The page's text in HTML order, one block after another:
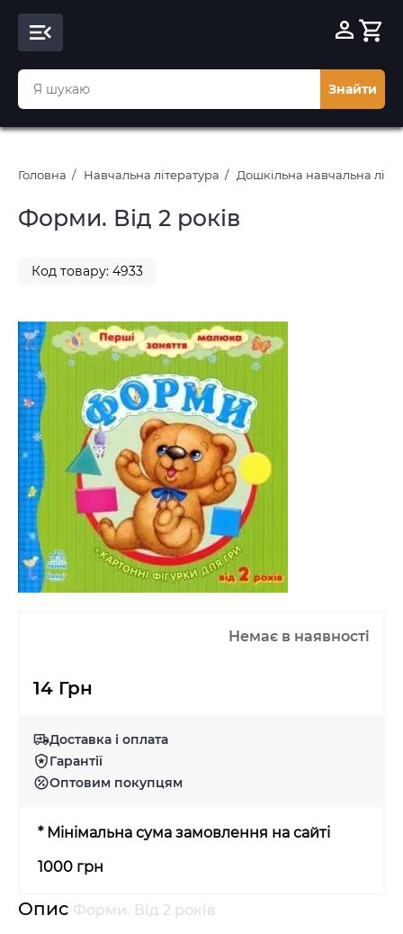
Знайти
Головна Навчальна література Дошкільна навчальна
Форми. Від 2 років
Код товару: 4933
Немає в наявності
14 Грн
Доставка і оплата
Гарантії
Оптовим покупцям
* Мінімальна сума замовлення на сайті
1000 грн
Опис Форми. Від 2 років